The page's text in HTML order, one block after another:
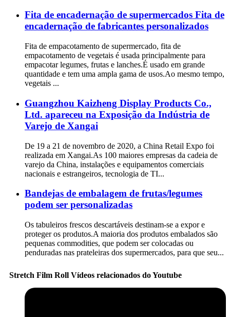
Fita de encadernação de supermercados Fita de
encadernação de fabricantes personalizados
Fita de empacotamento de supermercado, fita de
empacotamento de vegetais é usada principalmente para
empacotar legumes, frutas e lanches.É usado em grande
quantidade e tem uma ampla gama de usos.Ao mesmo tempo,
vegetais ...
Guangzhou Kaizheng Display Products Co.,
Ltd. apareceu na Exposição da Indústria de
Varejo de Xangai
De 19 a 21 de novembro de 2020, a China Retail Expo foi
realizada em Xangai.As 100 maiores empresas da cadeia de
varejo da China, instalações e equipamentos comerciais
nacionais e estrangeiros, tecnologia de TI...
Bandejas de embalagem de frutas/legumes
podem ser personalizadas
Os tabuleiros frescos descartáveis ​​destinam-se a expor e
proteger os produtos.A maioria dos produtos embalados são
pequenas commodities, que podem ser colocadas ou
penduradas nas prateleiras dos supermercados, para que seu...
Stretch Film Roll Vídeos relacionados do Youtube